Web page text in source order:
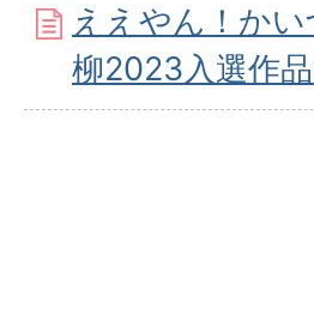
ええやん！かい
柳2023入選作